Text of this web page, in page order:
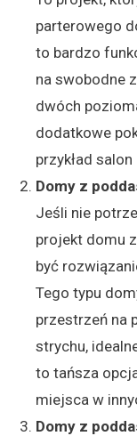
parterowego
to bardzo
na swobodne
dwóch
dodatkowe
przykład
Domy z
Jeśli nie
projekt domu
być
Tego typu
przestrzeń na
strychu,
to tańsza
miejsca w
Domy z